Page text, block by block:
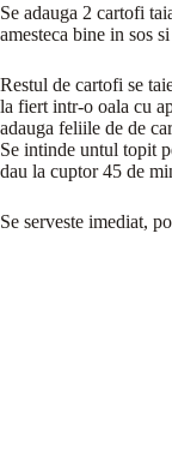
Se adauga 2 cartofi
amesteca bine in sos
Restul de cartofi se
la fiert intr-o oala cu
adauga feliile de de
Se intinde untul topit
dau la cuptor 45 de
Se serveste imediat,